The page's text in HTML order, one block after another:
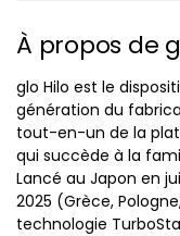
À propos de
glo Hilo est le
génération du
tout-en-un de la
qui succède à la
Lancé au Japon en
2025 (Grèce,
technologie